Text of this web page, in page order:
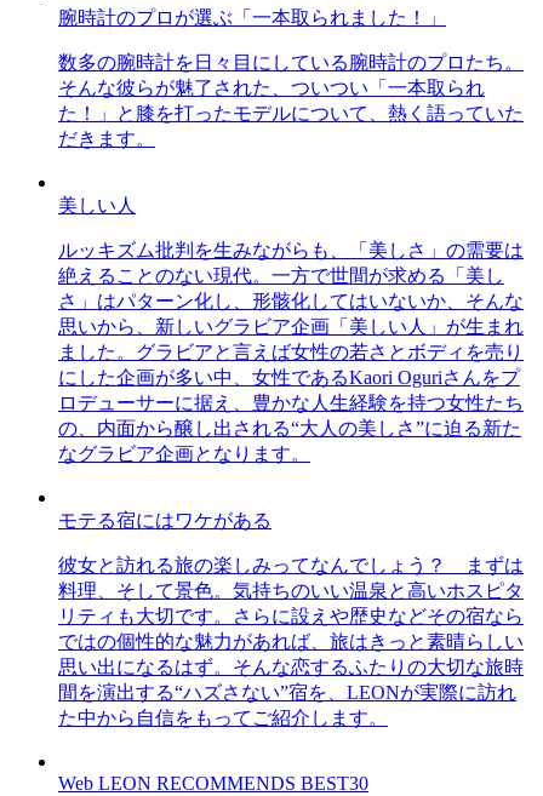
腕時計のプロが選ぶ「一本取られました！」
数多の腕時計を日々目にしている腕時計のプロたち。
そんな彼らが魅了された、ついつい「一本取られ
た！」と膝を打ったモデルについて、熱く語っていた
だきます。
美しい人
ルッキズム批判を生みながらも、「美しさ」の需要は
絶えることのない現代。一方で世間が求める「美し
さ」はパターン化し、形骸化してはいないか、そんな
思いから、新しいグラビア企画「美しい人」が生まれ
ました。グラビアと言えば女性の若さとボディを売り
にした企画が多い中、女性であるKaori Oguriさんをプ
ロデューサーに据え、豊かな人生経験を持つ女性たち
の、内面から醸し出される“大人の美しさ”に迫る新た
なグラビア企画となります。
モテる宿にはワケがある
彼女と訪れる旅の楽しみってなんでしょう？ まずは
料理、そして景色。気持ちのいい温泉と高いホスピタ
リティも大切です。さらに設えや歴史などその宿なら
ではの個性的な魅力があれば、旅はきっと素晴らしい
思い出になるはず。そんな恋するふたりの大切な旅時
間を演出する“ハズさない”宿を、LEONが実際に訪れ
た中から自信をもってご紹介します。
Web LEON RECOMMENDS BEST30